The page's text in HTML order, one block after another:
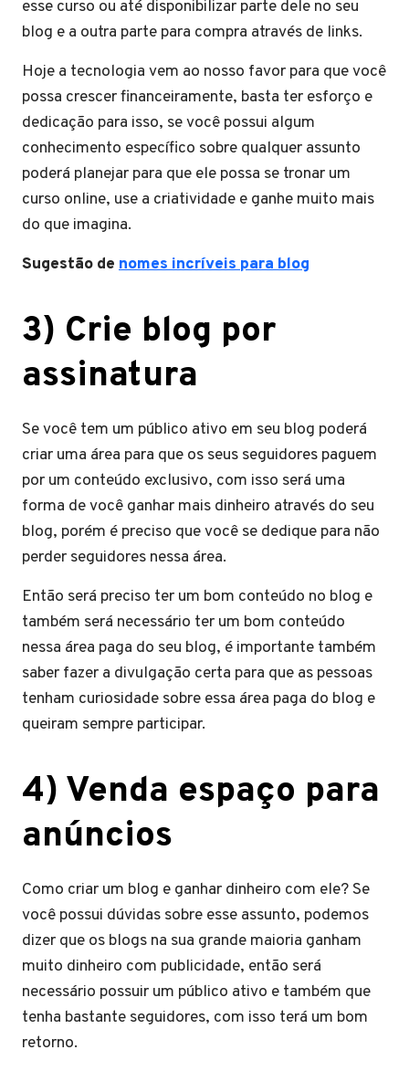
esse curso ou até disponibilizar parte dele no seu
blog e a outra parte para compra através de links.
Hoje a tecnologia vem ao nosso favor para que você
possa crescer financeiramente, basta ter esforço e
dedicação para isso, se você possui algum
conhecimento específico sobre qualquer assunto
poderá planejar para que ele possa se tronar um
curso online, use a criatividade e ganhe muito mais
do que imagina.
Sugestão de nomes incríveis para blog
3) Crie blog por
assinatura
Se você tem um público ativo em seu blog poderá
criar uma área para que os seus seguidores paguem
por um conteúdo exclusivo, com isso será uma
forma de você ganhar mais dinheiro através do seu
blog, porém é preciso que você se dedique para não
perder seguidores nessa área.
Então será preciso ter um bom conteúdo no blog e
também será necessário ter um bom conteúdo
nessa área paga do seu blog, é importante também
saber fazer a divulgação certa para que as pessoas
tenham curiosidade sobre essa área paga do blog e
queiram sempre participar.
4) Venda espaço para
anúncios
Como criar um blog e ganhar dinheiro com ele? Se
você possui dúvidas sobre esse assunto, podemos
dizer que os blogs na sua grande maioria ganham
muito dinheiro com publicidade, então será
necessário possuir um público ativo e também que
tenha bastante seguidores, com isso terá um bom
retorno.